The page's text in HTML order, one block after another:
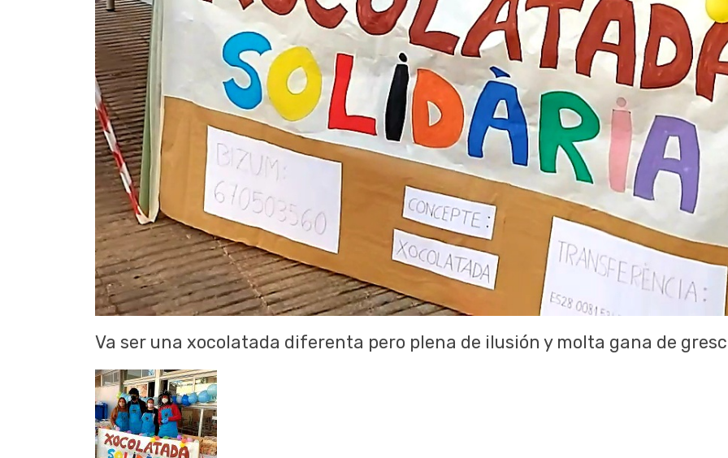
Va ser una xocolatada diferenta pero plena de ilusión y molta gana de